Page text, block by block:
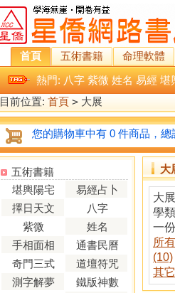
首頁 五術書籍
命理軟體
熱門: 八字 紫微 姓名 易經 堪
目前位置: 首頁 > 大展
您的購物車中有 0 件商品，
五術書籍
堪輿陽宅
易經占卜
擇日天文
八字
紫微
姓名
手相面相
通書民曆
奇門三式
道壇符咒
測字解夢
鐵版神數
大
大
學
一
所
(10)
其